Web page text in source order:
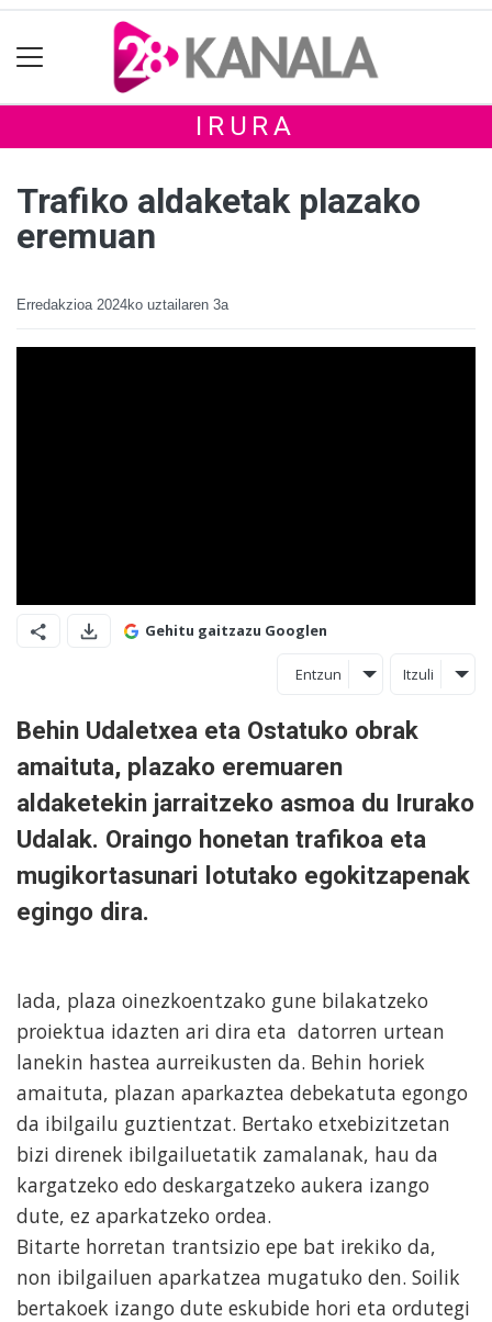
IRURA
Trafiko aldaketak plazako
eremuan
Erredakzioa 2024ko uztailaren 3a
Gehitu gaitzazu Googlen
Entzun Itzuli
Behin Udaletxea eta Ostatuko obrak
amaituta, plazako eremuaren
aldaketekin jarraitzeko asmoa du Irurako
Udalak. Oraingo honetan trafikoa eta
mugikortasunari lotutako egokitzapenak
egingo dira.
Iada, plaza oinezkoentzako gune bilakatzeko
proiektua idazten ari dira eta datorren urtean
lanekin hastea aurreikusten da. Behin horiek
amaituta, plazan aparkaztea debekatuta egongo
da ibilgailu guztientzat. Bertako etxebizitzetan
bizi direnek ibilgailuetatik zamalanak, hau da
kargatzeko edo deskargatzeko aukera izango
dute, ez aparkatzeko ordea.
Bitarte horretan trantsizio epe bat irekiko da,
non ibilgailuen aparkatzea mugatuko den. Soilik
bertakoek izango dute eskubide hori eta ordutegi